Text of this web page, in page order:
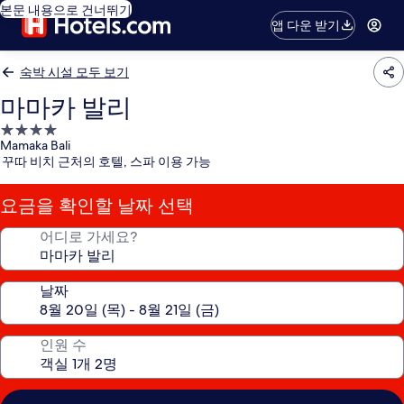
본문 내용으로 건너뛰기
앱 다운 받기
숙박 시설 모두 보기
마마카 발리
4.0
성
급
숙
박
시
Mamaka Bali
꾸따 비치 근처의 호텔, 스파 이용 가능
요금을 확인할 날짜 선택
어디로 가세요?
날짜
인원 수